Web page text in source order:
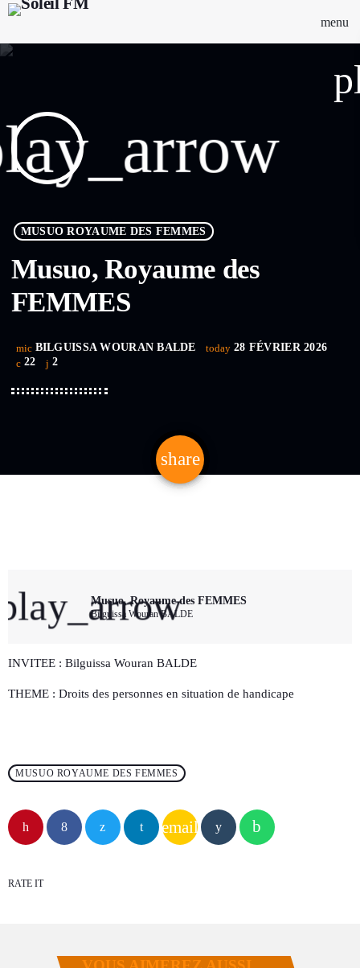
menu
MUSUO ROYAUME DES FEMMES
Musuo, Royaume des
FEMMES
mic BILGUISSA WOURAN BALDE today 28 FÉVRIER 2026
22
2
share
email
Musuo, Royaume des FEMMES
Bilguissa Wouran BALDE
INVITEE : Bilguissa Wouran BALDE
THEME : Droits des personnes en situation de handicape
MUSUO ROYAUME DES FEMMES
email
RATE IT